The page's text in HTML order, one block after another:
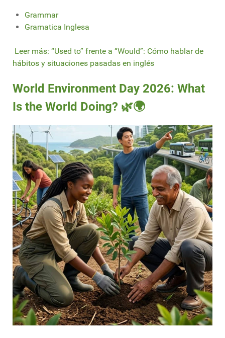
Grammar
Gramatica Inglesa
Leer más: “Used to” frente a “Would”: Cómo hablar de
hábitos y situaciones pasadas en inglés
World Environment Day 2026: What
Is the World Doing? 🌿🌍